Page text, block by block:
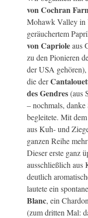
von Cochran
Mohawk Valley in
geräuchertem
von Caprioleaus
zu den Pionieren
der USA gehören),
die der
des Gendres(aus
– nochmals,
begleitete. Mit dem
aus Kuh- und
ganzen Reihe
Dieser erste ganz
ausschließlich aus
deutlich
lautete ein
Blanc, ein
(zum dritten Mal: